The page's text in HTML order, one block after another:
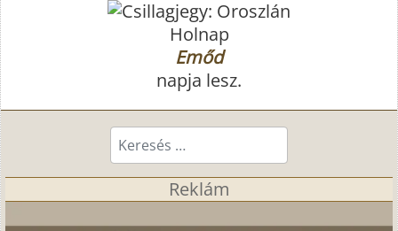
Holnap
Emőd
napja lesz.
Keresés...
Reklám